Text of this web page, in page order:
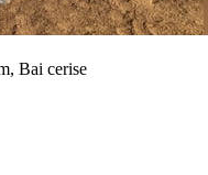
Bai cerise